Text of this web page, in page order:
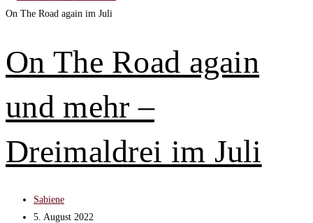
und
On The Road again im Juli
On The Road again
und mehr –
Dreimaldrei im Juli
Beitrags-
Autor:
Sabiene
Beitrag
5. August 2022